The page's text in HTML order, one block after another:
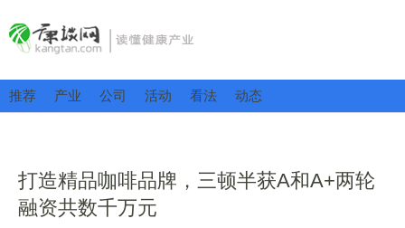
推荐 产业 公司 活动 看法 动态
打造精品咖啡品牌，三顿半获A和A+两轮
融资共数千万元